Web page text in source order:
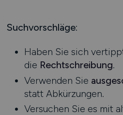
Schienen- / Straßen- / Luft-
Supply Chain Management
Vertrieb / Verkauf / Handel
Zoll / Behörden
Sonstige
Mecklenburg-Vorpommern
Nordrhein-Westfalen
Rheinland-Pfalz
Saarland
Sachsen
Sachsen-Anhalt
Suchvorschläge:
Haben Sie sich
die Rechtschreibung.
Verwenden Sie
statt Abkürzungen.
Versuchen Sie es mit